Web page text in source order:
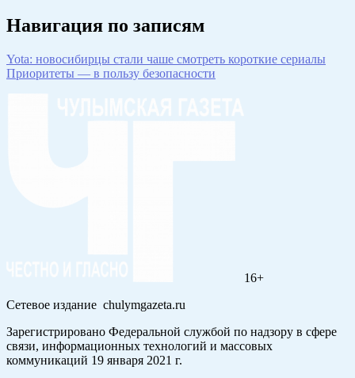
Навигация по записям
Yota: новосибирцы стали чаше смотреть короткие сериалы
Приоритеты — в пользу безопасности
16+
Сетевое издание chulymgazeta.ru
Зарегистрировано Федеральной службой по надзору в сфере
связи, информационных технологий и массовых
коммуникаций 19 января 2021 г.